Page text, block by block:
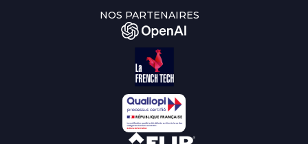
NOS PARTENAIRES